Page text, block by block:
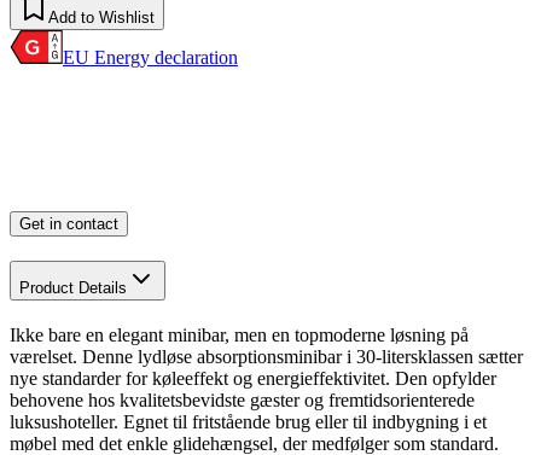
Add to Wishlist
EU Energy declaration
Get in contact
Product Details
Ikke bare en elegant minibar, men en topmoderne løsning på
værelset. Denne lydløse absorptionsminibar i 30-litersklassen sætter
nye standarder for køleeffekt og energieffektivitet. Den opfylder
behovene hos kvalitetsbevidste gæster og fremtidsorienterede
luksushoteller. Egnet til fritstående brug eller til indbygning i et
møbel med det enkle glidehængsel, der medfølger som standard.